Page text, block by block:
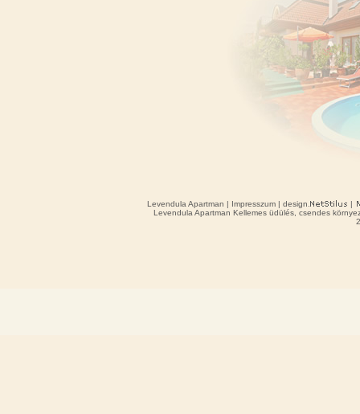
Levendula Apartman | Impresszum | design.
|
Levendula Apartman Kellemes üdülés, csendes